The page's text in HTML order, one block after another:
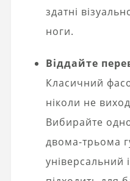
здатні
ноги.
Віддайте
Класичний
ніколи не
Вибирайте
двома-трьома
універсальний